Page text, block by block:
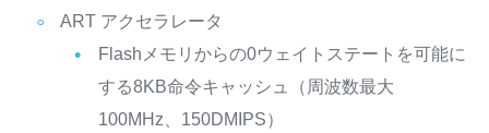
ART アクセラレータ
Flashメモリからの0ウェイトステートを可能に
する8KB命令キャッシュ（周波数最大
100MHz、150DMIPS）